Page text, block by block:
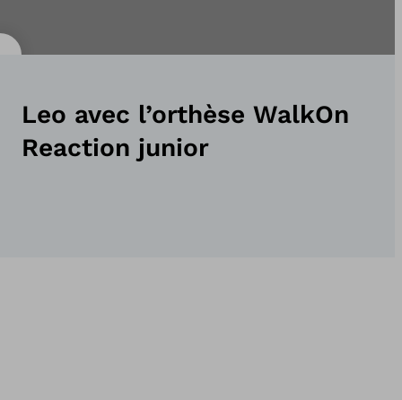
Leo avec l’orthèse WalkOn
Reaction junior